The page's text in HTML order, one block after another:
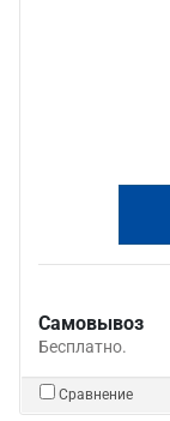
Самовывоз
Бесплатно.
Сравнение